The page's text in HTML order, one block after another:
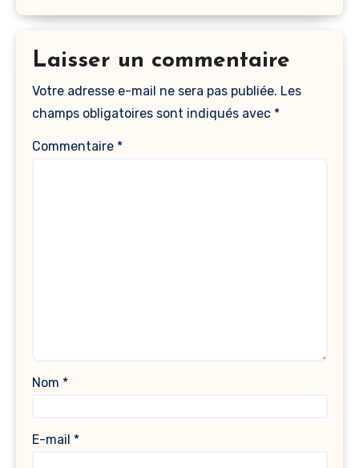
Laisser un commentaire
Votre adresse e-mail ne sera pas publiée. Les
champs obligatoires sont indiqués avec *
Commentaire *
Nom *
E-mail *